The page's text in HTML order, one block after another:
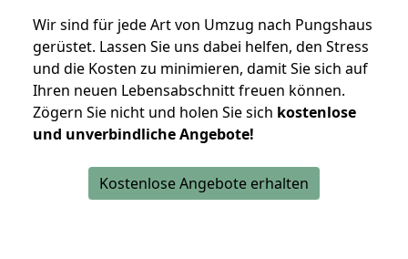
Wir sind für jede Art von Umzug nach Pungshaus
gerüstet. Lassen Sie uns dabei helfen, den Stress
und die Kosten zu minimieren, damit Sie sich auf
Ihren neuen Lebensabschnitt freuen können.
Zögern Sie nicht und holen Sie sich kostenlose
und unverbindliche Angebote!
Kostenlose Angebote erhalten